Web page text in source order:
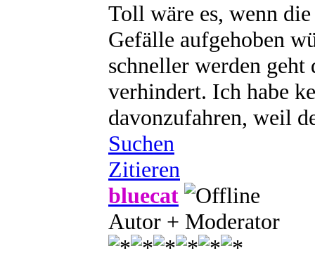
Toll wäre es, wenn
Gefälle aufgehoben
schneller werden
verhindert. Ich habe
davonzufahren, weil
Suchen
Zitieren
bluecat
Autor + Moderator